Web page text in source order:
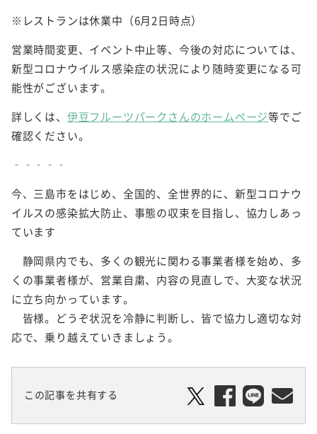
※レストランは休業中（6月2日時点）
営業時間変更、イベント中止等、今後の対応については、
新型コロナウイルス感染症の状況により随時変更になる可
能性がございます。
詳しくは、 伊豆フルーツパークさんのホームページ等でご
確認ください。
‐‐‐‐‐
今、三島市をはじめ、全国的、全世界的に、新型コロナウ
イルスの感染拡大防止、事態の収束を目指し、協力しあっ
ています
静岡県内でも、多くの観光に関わる事業者様を始め、多
くの事業者様が、営業自粛、内容の見直しで、大変な状況
に立ち向かっています。
皆様。どうぞ状況を冷静に判断し、皆で協力し適切な対
応で、乗り越えていきましょう。
この記事を共有する